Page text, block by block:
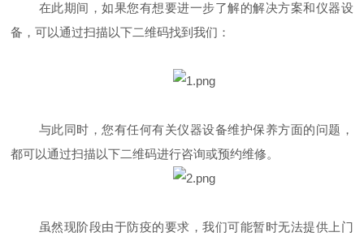
在此期间，如果您有想要进一步了解的解决方案和仪器设
备，可以通过扫描以下二维码找到我们：
与此同时，您有任何有关仪器设备维护保养方面的问题，
都可以通过扫描以下二维码进行咨询或预约维修。
虽然现阶段由于防疫的要求，我们可能暂时无法提供上门